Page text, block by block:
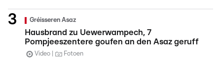
Gréisseren Asaz
Hausbrand zu Uewerwampech, 7
Pompjeeszentere goufen an den Asaz geruff
Video Fotoen